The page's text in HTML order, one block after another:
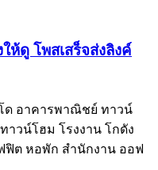
ห้ดู โพสเสร็จส่งลิงค์
ด อาคารพาณิชย์ ทาวน์
าวน์โฮม โรงงาน โกดัง
ฟิต หอพัก สำนักงาน ออฟ